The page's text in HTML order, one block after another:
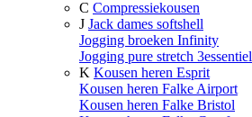
C Compressiekousen
J Jack dames softshell
Jogging broeken Infinity
Jogging pure stretch 3essentiel
K Kousen heren Esprit
Kousen heren Falke Airport
Kousen heren Falke Bristol